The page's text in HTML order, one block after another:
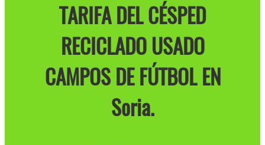
TARIFA DEL CÉSPED
RECICLADO USADO
CAMPOS DE FÚTBOL EN
Soria.